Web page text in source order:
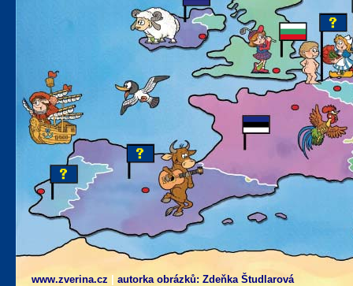
www.zverina.cz autorka obrázků: Zdeňka Študlarová